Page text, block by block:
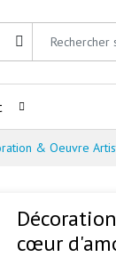
& Oeuvre
cœur